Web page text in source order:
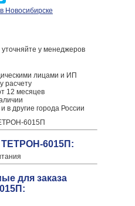
Новосибирске
уточняйте у менеджеров
лицами и ИП
расчету
12 месяцев
в другие города России
6015П
6015П:
для заказа